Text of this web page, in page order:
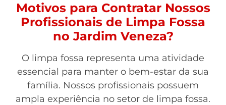
Motivos para Contratar Nossos
Profissionais de Limpa Fossa
no Jardim Veneza?
O limpa fossa representa uma atividade
essencial para manter o bem-estar da sua
família. Nossos profissionais possuem
ampla experiência no setor de limpa fossa.